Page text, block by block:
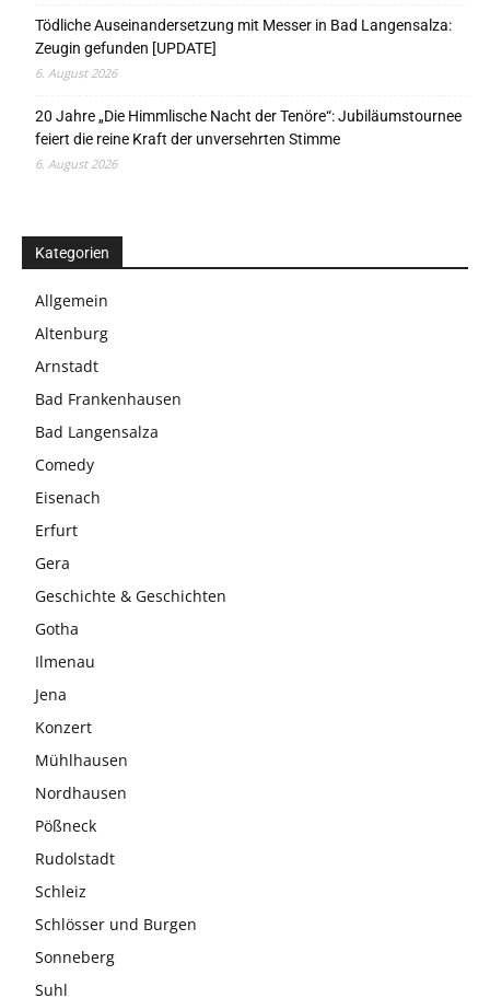
Tödliche Auseinandersetzung mit Messer in Bad Langensalza:
Zeugin gefunden [UPDATE]
6. August 2026
20 Jahre „Die Himmlische Nacht der Tenöre“: Jubiläumstournee
feiert die reine Kraft der unversehrten Stimme
6. August 2026
Kategorien
Allgemein
Altenburg
Arnstadt
Bad Frankenhausen
Bad Langensalza
Comedy
Eisenach
Erfurt
Gera
Geschichte & Geschichten
Gotha
Ilmenau
Jena
Konzert
Mühlhausen
Nordhausen
Pößneck
Rudolstadt
Schleiz
Schlösser und Burgen
Sonneberg
Suhl